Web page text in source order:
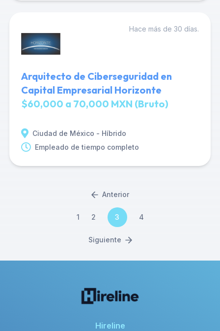
Hace más de 30 días.
Arquitecto de Ciberseguridad en
Capital Empresarial Horizonte
$60,000 a 70,000 MXN (Bruto)
Ciudad de México - Híbrido
Empleado de tiempo completo
Anterior
1 2 3 4
Siguiente
Hireline